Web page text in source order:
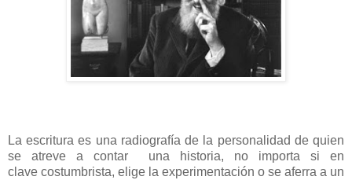
La escritura es una radiografía de la personalidad de quien
se atreve a contar
una historia, no importa si en
clave costumbrista, elige la experimentación o se aferra a un